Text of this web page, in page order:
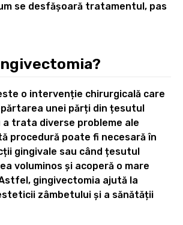
se desfășoară tratamentul, pas
o intervenție chirurgicală care
unei părți din țesutul
a trata diverse probleme ale
procedură poate fi necesară în
gingivale sau când țesutul
voluminos și acoperă o mare
gingivectomia ajută la
zâmbetului și a sănătății